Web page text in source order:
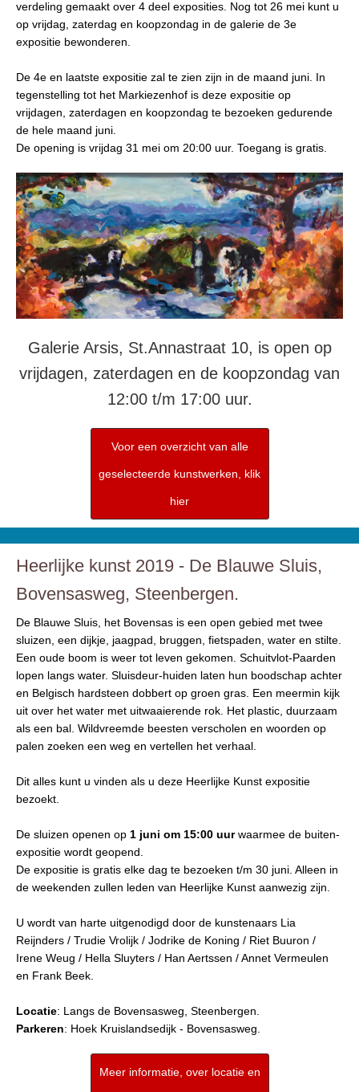
verdeling gemaakt over 4 deel exposities. Nog tot 26 mei kunt u
op vrijdag, zaterdag en koopzondag in de galerie de 3e
expositie bewonderen.
De 4e en laatste expositie zal te zien zijn in de maand juni. In
tegenstelling tot het Markiezenhof is deze expositie op
vrijdagen, zaterdagen en koopzondag te bezoeken gedurende
de hele maand juni.
De opening is vrijdag 31 mei om 20:00 uur. Toegang is gratis.
Galerie Arsis, St.Annastraat 10, is open op
vrijdagen, zaterdagen en de koopzondag van
12:00 t/m 17:00 uur.
Voor een overzicht van alle
geselecteerde kunstwerken, klik
hier
Heerlijke kunst 2019 - De Blauwe Sluis,
Bovensasweg, Steenbergen.
De Blauwe Sluis, het Bovensas is een open gebied met twee
sluizen, een dijkje, jaagpad, bruggen, fietspaden, water en stilte.
Een oude boom is weer tot leven gekomen. Schuitvlot-Paarden
lopen langs water. Sluisdeur-huiden laten hun boodschap achter
en Belgisch hardsteen dobbert op groen gras. Een meermin kijk
uit over het water met uitwaaierende rok. Het plastic, duurzaam
als een bal. Wildvreemde beesten verscholen en woorden op
palen zoeken een weg en vertellen het verhaal.
Dit alles kunt u vinden als u deze Heerlijke Kunst expositie
bezoekt.
De sluizen openen op 1 juni om 15:00 uurwaarmee de buiten-
expositie wordt geopend.
De expositie is gratis elke dag te bezoeken t/m 30 juni. Alleen in
de weekenden zullen leden van Heerlijke Kunst aanwezig zijn.
U wordt van harte uitgenodigd door de kunstenaars Lia
Reijnders / Trudie Vrolijk / Jodrike de Koning / Riet Buuron /
Irene Weug / Hella Sluyters / Han Aertssen / Annet Vermeulen
en Frank Beek.
Locatie: Langs de Bovensasweg, Steenbergen.
Parkeren: Hoek Kruislandsedijk - Bovensasweg.
Meer informatie, over locatie en